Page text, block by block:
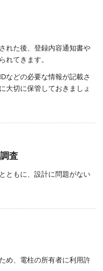
れた後、登録内容通知書や
れてきます。
などの必要な情報が記載さ
大切に保管しておきましょ
査
ともに、設計に問題がない
め、電柱の所有者に利用許